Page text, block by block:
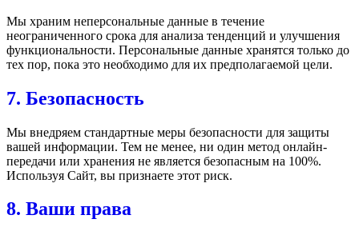
Мы храним неперсональные данные в течение
неограниченного срока для анализа тенденций и улучшения
функциональности. Персональные данные хранятся только до
тех пор, пока это необходимо для их предполагаемой цели.
7. Безопасность
Мы внедряем стандартные меры безопасности для защиты
вашей информации. Тем не менее, ни один метод онлайн-
передачи или хранения не является безопасным на 100%.
Используя Сайт, вы признаете этот риск.
8. Ваши права